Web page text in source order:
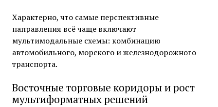
Характерно, что самые перспективные
направления всё чаще включают
мультимодальные схемы: комбинацию
автомобильного, морского и железнодорожного
транспорта.
Восточные торговые коридоры и рост
мультиформатных решений